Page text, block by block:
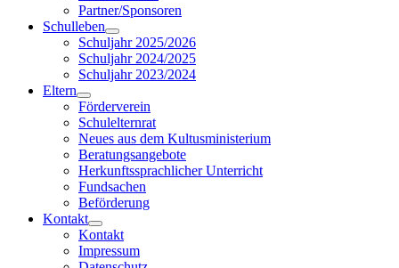
Partner/Sponsoren
Schulleben
Schuljahr 2025/2026
Schuljahr 2024/2025
Schuljahr 2023/2024
Eltern
Förderverein
Schulelternrat
Neues aus dem Kultusministerium
Beratungsangebote
Herkunftssprachlicher Unterricht
Fundsachen
Beförderung
Kontakt
Kontakt
Impressum